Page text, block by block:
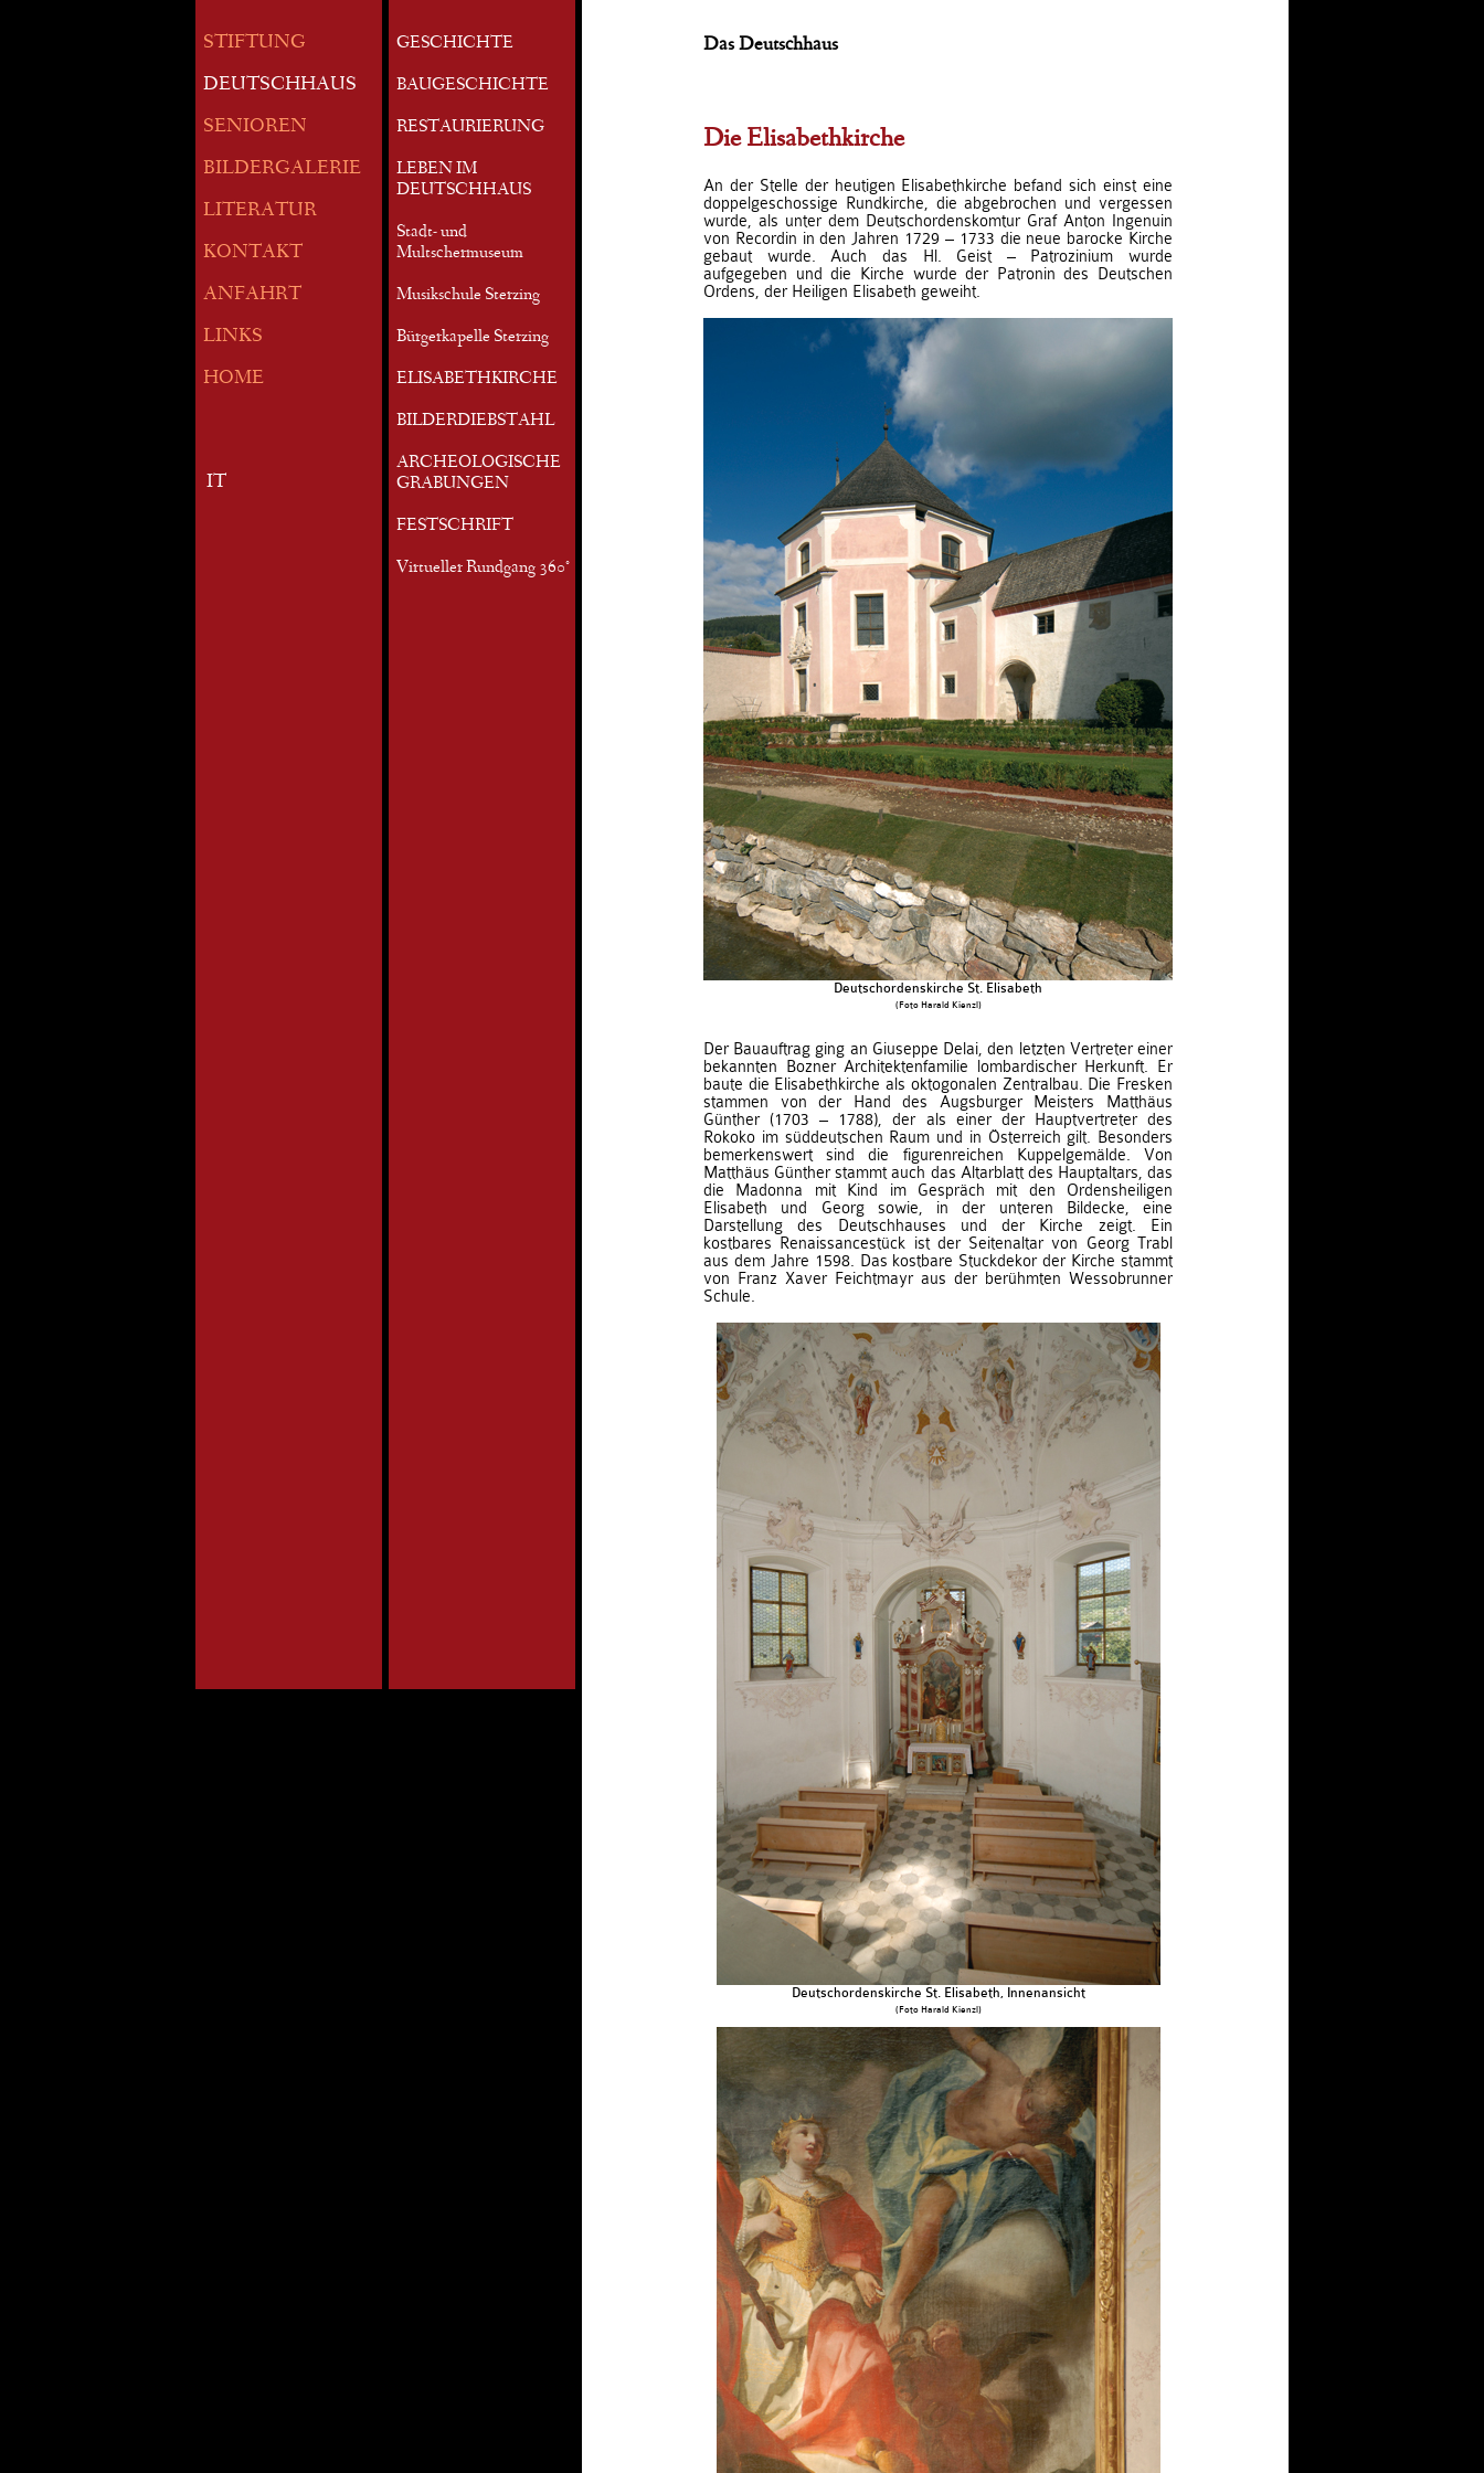
STIFTUNG
DEUTSCHHAUS
SENIOREN
BILDERGALERIE
LITERATUR
KONTAKT
ANFAHRT
LINKS
HOME
IT
GESCHICHTE
BAUGESCHICHTE
RESTAURIERUNG
LEBEN IM
DEUTSCHHAUS
Stadt- und
Multschermuseum
Musikschule Sterzing
Bürgerkapelle Sterzing
ELISABETHKIRCHE
BILDERDIEBSTAHL
ARCHEOLOGISCHE
GRABUNGEN
FESTSCHRIFT
Virtueller Rundgang 360°
Das Deutschhaus
Die Elisabethkirche
An der Stelle der heutigen Elisabethkirche befand sich einst eine
doppelgeschossige Rundkirche, die abgebrochen und vergessen
wurde, als unter dem Deutschordenskomtur Graf Anton Ingenuin
von Recordin in den Jahren 1729 – 1733 die neue barocke Kirche
gebaut wurde. Auch das Hl. Geist – Patrozinium wurde
aufgegeben und die Kirche wurde der Patronin des Deutschen
Ordens, der Heiligen Elisabeth geweiht.
Deutschordenskirche St. Elisabeth
(Foto Harald Kienzl)
Der Bauauftrag ging an Giuseppe Delai, den letzten Vertreter einer
bekannten Bozner Architektenfamilie lombardischer Herkunft. Er
baute die Elisabethkirche als oktogonalen Zentralbau. Die Fresken
stammen von der Hand des Augsburger Meisters Matthäus
Günther (1703 – 1788), der als einer der Hauptvertreter des
Rokoko im süddeutschen Raum und in Österreich gilt. Besonders
bemerkenswert sind die figurenreichen Kuppelgemälde. Von
Matthäus Günther stammt auch das Altarblatt des Hauptaltars, das
die Madonna mit Kind im Gespräch mit den Ordensheiligen
Elisabeth und Georg sowie, in der unteren Bildecke, eine
Darstellung des Deutschhauses und der Kirche zeigt. Ein
kostbares Renaissancestück ist der Seitenaltar von Georg Trabl
aus dem Jahre 1598. Das kostbare Stuckdekor der Kirche stammt
von Franz Xaver Feichtmayr aus der berühmten Wessobrunner
Schule.
Deutschordenskirche St. Elisabeth, Innenansicht
(Foto Harald Kienzl)